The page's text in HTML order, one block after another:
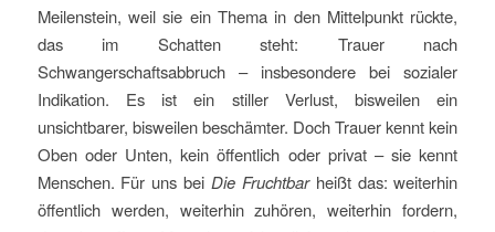
Meilenstein, weil sie ein Thema in den Mittelpunkt rückte,
das im Schatten steht: Trauer nach
Schwangerschaftsabbruch – insbesondere bei sozialer
Indikation. Es ist ein stiller Verlust, bisweilen ein
unsichtbarer, bisweilen beschämter. Doch Trauer kennt kein
Oben oder Unten, kein öffentlich oder privat – sie kennt
Menschen. Für uns bei Die Fruchtbarheißt das: weiterhin
öffentlich werden, weiterhin zuhören, weiterhin fordern,